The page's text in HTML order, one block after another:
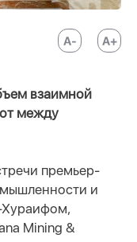
взаимной
между
премьер-
и
Хураифом,
Mining &